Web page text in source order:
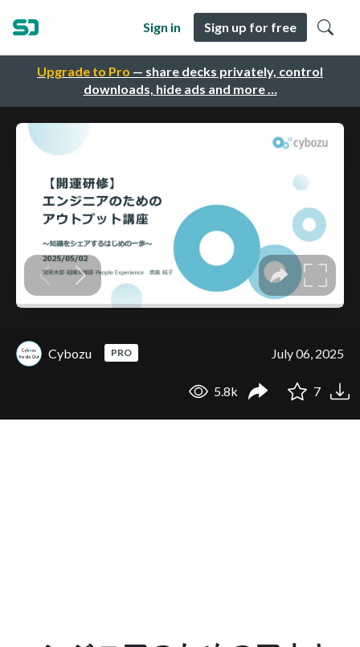
Upgrade to Pro — share decks privately, control
downloads, hide ads and more …
Sign in Sign up for free
Cybozu PRO July 06, 2025
5.8k 7